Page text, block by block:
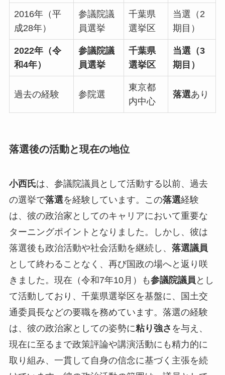
2016年（平
成28年）
参議院議
員選挙
千葉県
選挙区
当選（2
期目）
2022年（令
和4年）
参議院議
員選挙
千葉県
選挙区
当選（3
期目）
過去の経験 参院選
東京都
内中心
落選あり
落選後の活動と現在の地位
小西氏は、参議院議員として活動する以前、過去
の選挙で落選を経験しています。この落選経験
は、彼の政治家としてのキャリアにおいて重要な
ターニングポイントとなりました。しかし、彼は
落選後も政治活動や社会活動を継続し、 落選議員
として終わることなく、再び国政の場へと返り咲
きました。現在（令和7年10月）も参議院議員 とし
て活動しており、千葉県選挙区を基盤に、国土交
通委員長などの要職を務めています。落選の経験
は、彼の政治家としての姿勢に粘り強さ を与え、
現在に至るまで政策評論や講演活動にも精力的に
取り組み、一貫して自身の信念に基づく主張を続